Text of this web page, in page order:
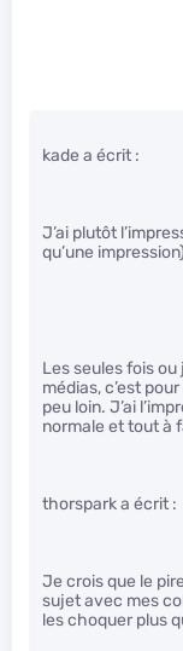
kade a écrit :
J’ai plutôt
qu’une
Les seules fois ou
médias, c’est
peu loin. J’ai
normale et tout à
thorspark a écrit :
Je crois que le
sujet avec mes
les choquer plus